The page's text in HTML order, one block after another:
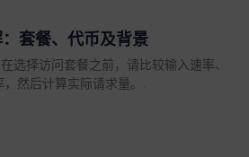
套餐、代币及背景
选择访问套餐之前，请比较输入速率、
然后计算实际请求量。.